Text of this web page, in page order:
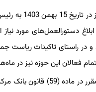
در پایان تاکید
ابلاغ دستورالعمل‌های مورد
فعالان این حوزه نیز در